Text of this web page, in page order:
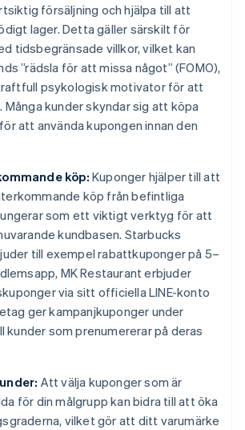
försäljning och hjälpa till att
lager. Detta gäller särskilt för
tidsbegränsade villkor, vilket kan
”rädsla för att missa något” (FOMO),
psykologisk motivator för att
kunder skyndar sig att köpa
att använda kupongen innan den
köp: Kuponger hjälper till att
köp från befintliga
som ett viktigt verktyg för att
kundbasen. Starbucks
till exempel rabattkuponger på 5–
MK Restaurant erbjuder
via sitt officiella LINE-konto
ger kampanjkuponger under
kunder som prenumererar på deras
Att välja kuponger som är
för din målgrupp kan bidra till att öka
vilket gör att ditt varumärke